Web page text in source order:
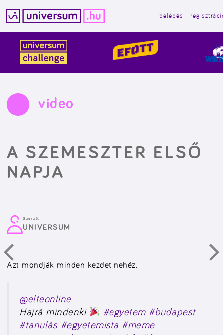
tartalomba
belépés
video
A SZEMESZTER ELSŐ
NAPJA
Szerző:
UNIVERSUM
Azt mondják minden kezdet nehéz.
@elteonline
Hajrá mindenki
#egyetem #budapest
#tanulás #egyetemista #meme